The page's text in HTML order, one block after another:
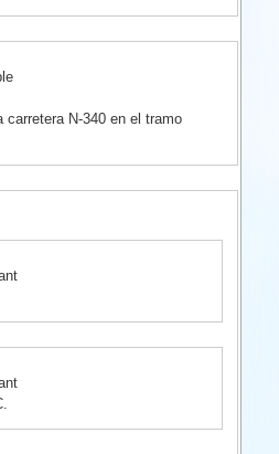
carretera N-340 en el tramo